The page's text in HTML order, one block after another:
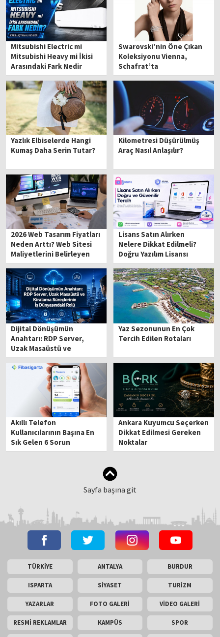
Mitsubishi Electric mi
Mitsubishi Heavy mi İkisi
Arasındaki Fark Nedir
Swarovski’nin Öne Çıkan
Koleksiyonu Vienna,
Schafrat’ta
Yazlık Elbiselerde Hangi
Kumaş Daha Serin Tutar?
Kilometresi Düşürülmüş
Araç Nasıl Anlaşılır?
2026 Web Tasarım Fiyatları
Neden Arttı? Web Sitesi
Maliyetlerini Belirleyen
Kritik Unsurlar
Lisans Satın Alırken
Nelere Dikkat Edilmeli?
Doğru Yazılım Lisansı
Seçme Rehberi
Dijital Dönüşümün
Anahtarı: RDP Server,
Uzak Masaüstü ve
Kiralama Süreçlerinin İş
Dünyasındaki Rolü
Yaz Sezonunun En Çok
Tercih Edilen Rotaları
Akıllı Telefon
Kullanıcılarının Başına En
Sık Gelen 6 Sorun
Ankara Kuyumcu Seçerken
Dikkat Edilmesi Gereken
Noktalar
Sayfa başına git
TÜRKİYE ANTALYA BURDUR
ISPARTA SİYASET TURİZM
YAZARLAR FOTO GALERİ VİDEO GALERİ
RESMİ REKLAMLAR KAMPÜS SPOR